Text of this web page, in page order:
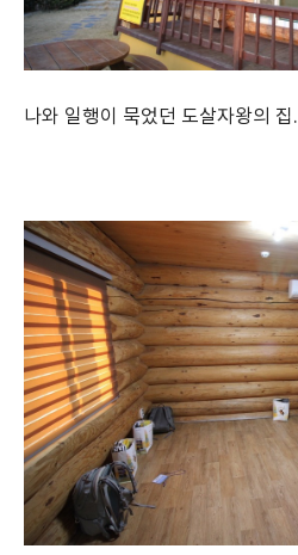
나와 일행이 묵었던 도살자왕의 집.